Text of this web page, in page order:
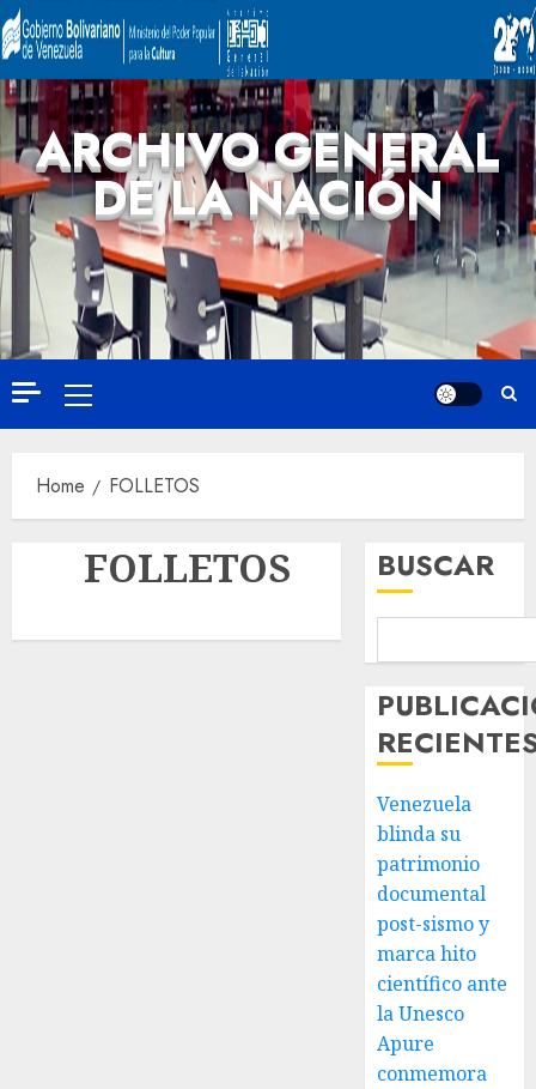
ARCHIVO GENERAL
DE LA NACIÓN
Home FOLLETOS
FOLLETOS BUSCAR
Venezuela
blinda su
patrimonio
documental
post-sismo y
marca hito
científico ante
la Unesco
Apure
conmemora